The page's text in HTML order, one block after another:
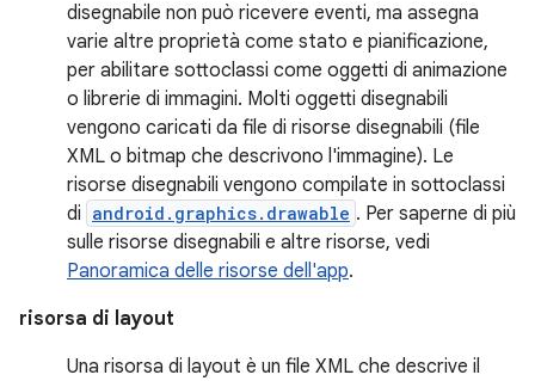
disegnabile non può ricevere eventi, ma assegna
varie altre proprietà come stato e pianificazione,
per abilitare sottoclassi come oggetti di animazione
o librerie di immagini. Molti oggetti disegnabili
vengono caricati da file di risorse disegnabili (file
XML o bitmap che descrivono l'immagine). Le
risorse disegnabili vengono compilate in sottoclassi
di android.graphics.drawable . Per saperne di più
sulle risorse disegnabili e altre risorse, vedi
Panoramica delle risorse dell'app.
risorsa di layout
Una risorsa di layout è un file XML che descrive il